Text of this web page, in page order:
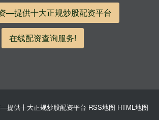
—提供十大正规炒股配资平台
在线配资查询服务!
提供十大正规炒股配资平台 RSS地图 HTML地图